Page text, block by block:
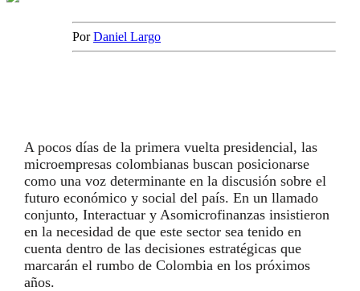
PorDaniel Largo
A pocos días de la primera vuelta presidencial, las
microempresas colombianas buscan posicionarse
como una voz determinante en la discusión sobre el
futuro económico y social del país. En un llamado
conjunto, Interactuar y Asomicrofinanzasinsistieron
en la necesidad de que este sector sea tenido en
cuenta dentro de las decisiones estratégicas que
marcarán el rumbo de Colombia en los próximos
años.